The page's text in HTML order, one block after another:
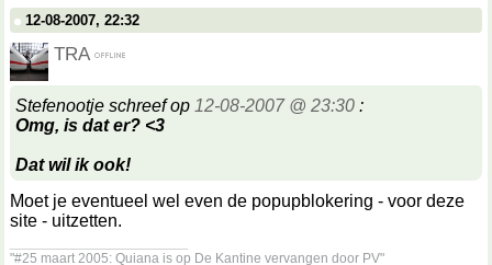
12-08-2007, 22:32
TRA
Stefenootje schreef op 12-08-2007 @ 23:30 :
Omg, is dat er? <3
Dat wil ik ook!
Moet je eventueel wel even de popupblokering - voor deze
site - uitzetten.
"#25 maart 2005: Quiana is op De Kantine vervangen door PV"